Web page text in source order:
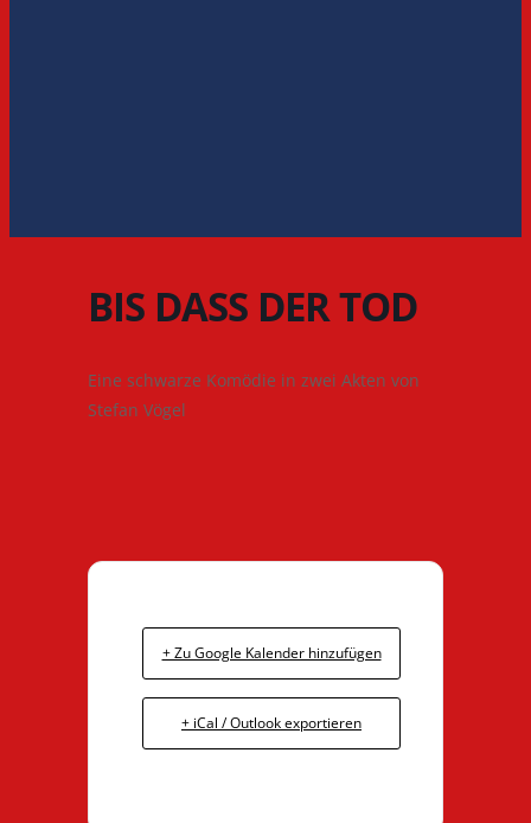
BIS DASS DER TOD
Eine schwarze Komödie in zwei Akten von
Stefan Vögel
+ Zu Google Kalender hinzufügen
+ iCal / Outlook exportieren